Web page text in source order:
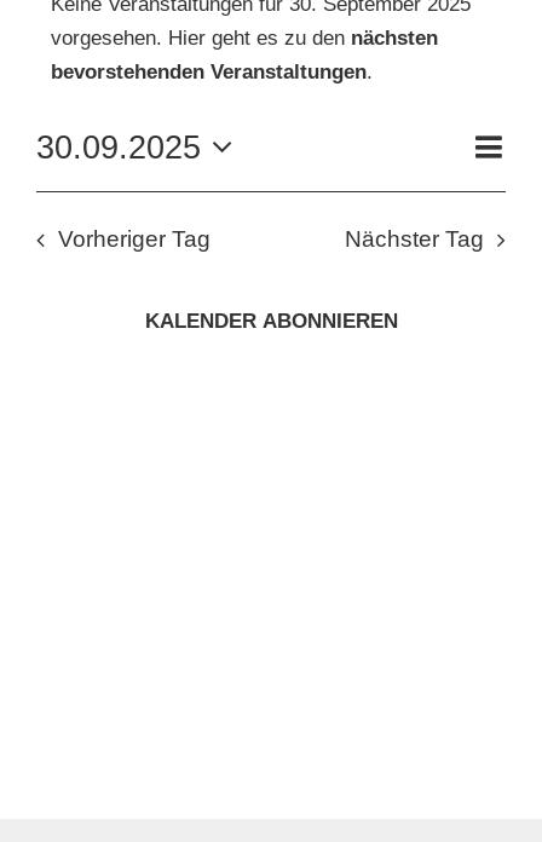
KUNSTSCHULE
KRONBERGER MALERKOLONIE
NACH:
FÜR
SEPTEMBER
2025
Hinweis
vorgesehen. Hier geht es zu den nächsten
bevorstehenden Veranstaltungen.
Tag
30.09.2025
Datum
Vorheriger Tag Nächster Tag
KALENDER ABONNIEREN